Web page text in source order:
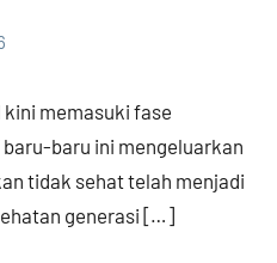
memasuki fase
baru ini mengeluarkan
tidak sehat telah menjadi
generasi […]